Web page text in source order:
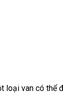
loại van có thể